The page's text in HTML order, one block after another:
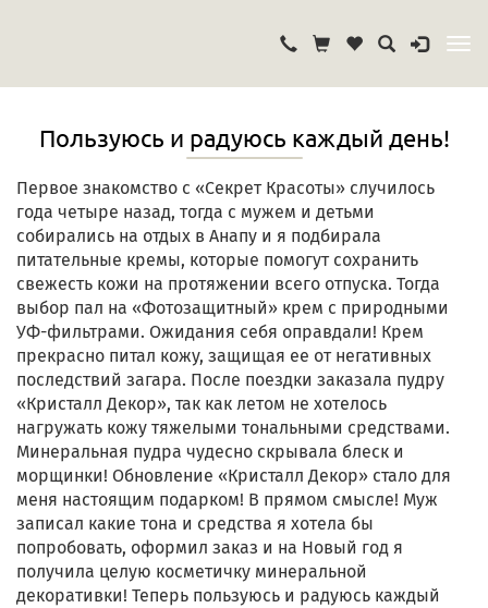
Пользуюсь и радуюсь каждый день!
Первое знакомство с «Секрет Красоты» случилось
года четыре назад, тогда с мужем и детьми
собирались на отдых в Анапу и я подбирала
питательные кремы, которые помогут сохранить
свежесть кожи на протяжении всего отпуска. Тогда
выбор пал на «Фотозащитный» крем с природными
УФ-фильтрами. Ожидания себя оправдали! Крем
прекрасно питал кожу, защищая ее от негативных
последствий загара. После поездки заказала пудру
«Кристалл Декор», так как летом не хотелось
нагружать кожу тяжелыми тональными средствами.
Минеральная пудра чудесно скрывала блеск и
морщинки! Обновление «Кристалл Декор» стало для
меня настоящим подарком! В прямом смысле! Муж
записал какие тона и средства я хотела бы
попробовать, оформил заказ и на Новый год я
получила целую косметичку минеральной
декоративки! Теперь пользуюсь и радуюсь каждый